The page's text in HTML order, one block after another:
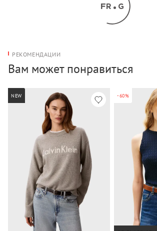
РЕКОМЕНДАЦИИ
Вам может понравиться
NEW -60%